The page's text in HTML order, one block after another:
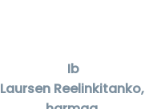
Ib
Laursen Reelinkitanko,